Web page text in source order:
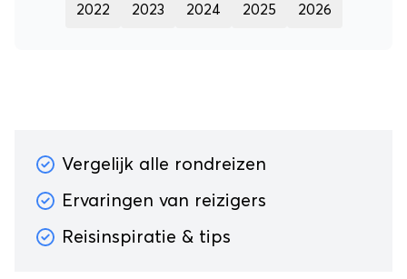
2022 2023 2024 2025 2026
Vergelijk alle rondreizen
Ervaringen van reizigers
Reisinspiratie & tips